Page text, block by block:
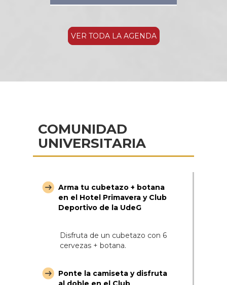
VER TODA LA AGENDA
COMUNIDAD
UNIVERSITARIA
Arma tu cubetazo + botana
en el Hotel Primavera y Club
Deportivo de la UdeG
Disfruta de un cubetazo con 6
cervezas + botana.
Ponte la camiseta y disfruta